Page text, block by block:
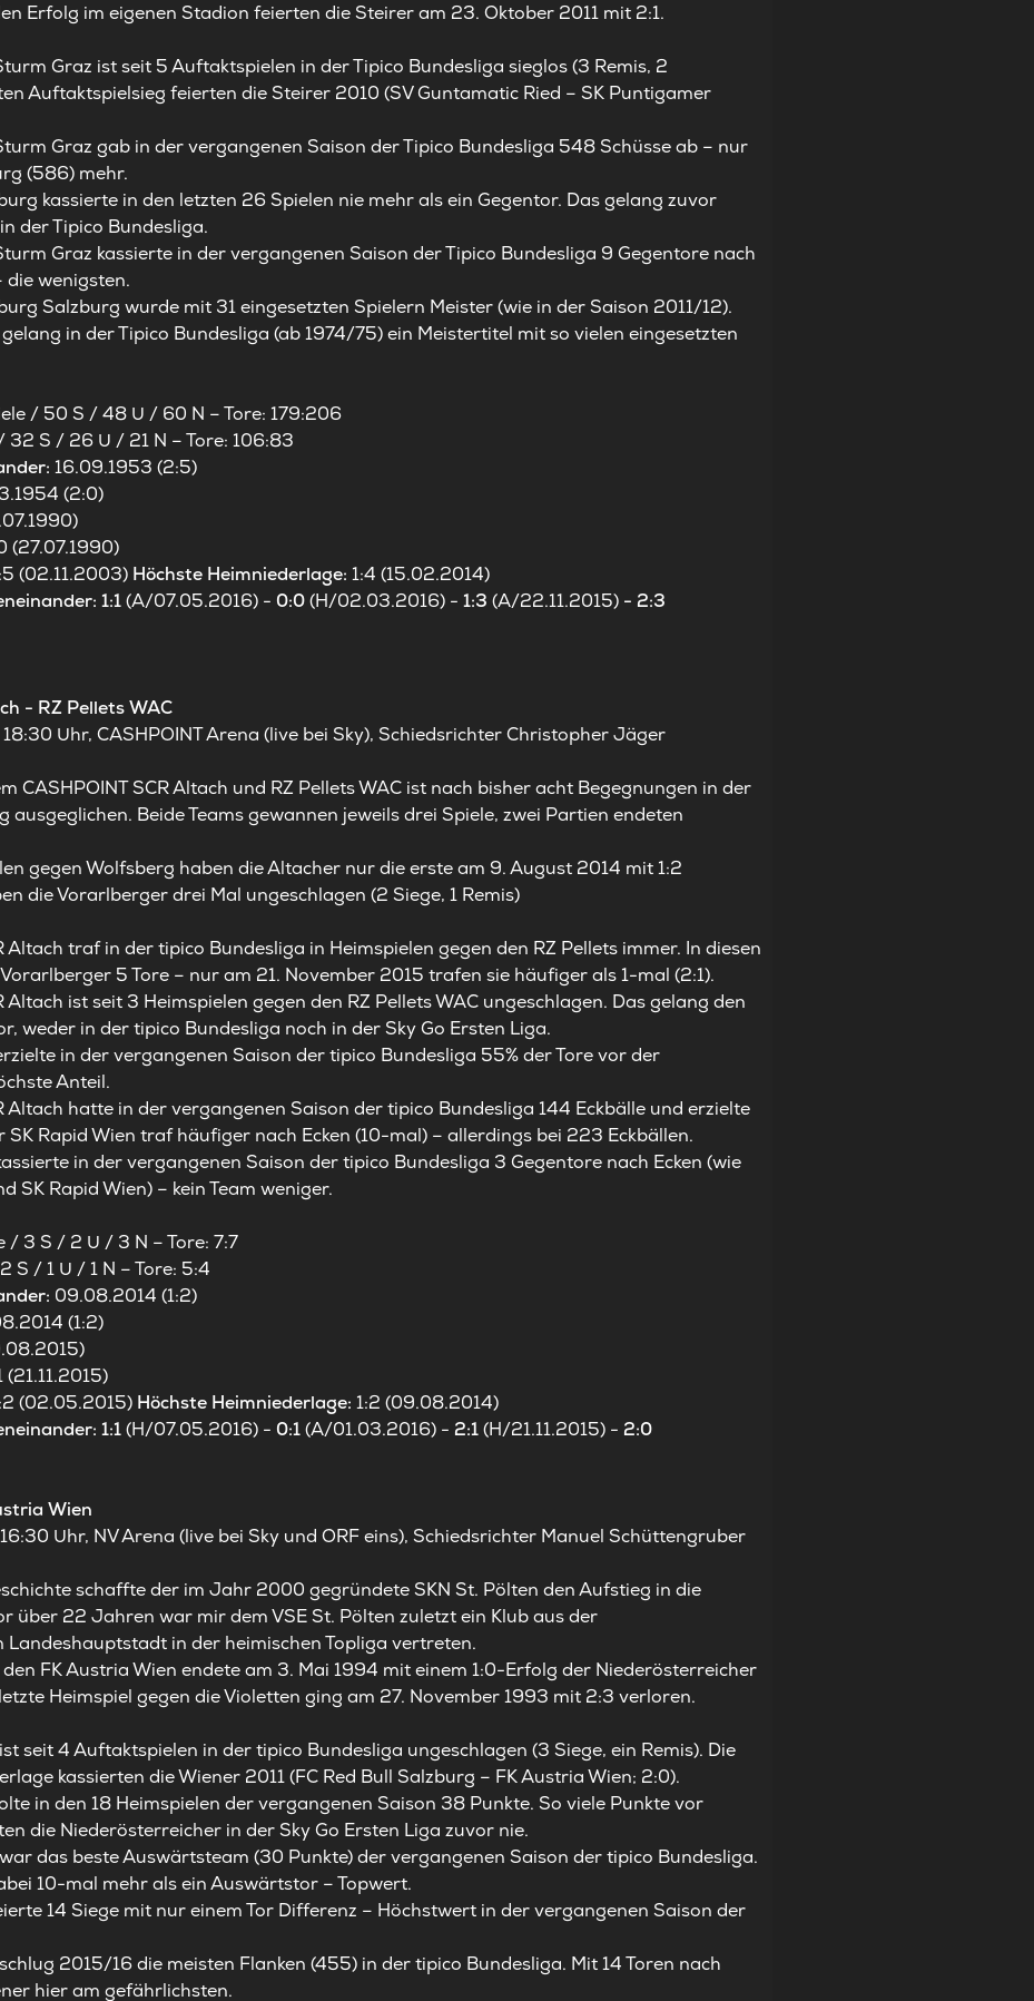
Erfolg im eigenen Stadion feierten die Steirer am 23. Oktober 2011 mit 2:1.
Graz ist seit 5 Auftaktspielen in der Tipico Bundesliga sieglos (3 Remis, 2
Auftaktspielsieg feierten die Steirer 2010 (SV Guntamatic Ried – SK Puntigamer
Graz gab in der vergangenen Saison der Tipico Bundesliga 548 Schüsse ab – nur
(586) mehr.
kassierte in den letzten 26 Spielen nie mehr als ein Gegentor. Das gelang zuvor
der Tipico Bundesliga.
Graz kassierte in der vergangenen Saison der Tipico Bundesliga 9 Gegentore nach
wenigsten.
Salzburg wurde mit 31 eingesetzten Spielern Meister (wie in der Saison 2011/12).
in der Tipico Bundesliga (ab 1974/75) ein Meistertitel mit so vielen eingesetzten
/ 50 S / 48 U / 60 N – Tore: 179:206
32 S / 26 U / 21 N – Tore: 106:83
16.09.1953 (2:5)
(2:0)
(27.07.1990)
(02.11.2003) Höchste Heimniederlage:1:4 (15.02.2014)
1:1(A/07.05.2016) - 0:0(H/02.03.2016) -1:3 (A/22.11.2015) - 2:3
- RZ Pellets WAC
Uhr, CASHPOINT Arena (live bei Sky), Schiedsrichter Christopher Jäger
CASHPOINT SCR Altach und RZ Pellets WAC ist nach bisher acht Begegnungen in der
ausgeglichen. Beide Teams gewannen jeweils drei Spiele, zwei Partien endeten
gegen Wolfsberg haben die Altacher nur die erste am 9. August 2014 mit 1:2
die Vorarlberger drei Mal ungeschlagen (2 Siege, 1 Remis)
Altach traf in der tipico Bundesliga in Heimspielen gegen den RZ Pellets immer. In diesen
5 Tore – nur am 21. November 2015 trafen sie häufiger als 1-mal (2:1).
Altach ist seit 3 Heimspielen gegen den RZ Pellets WAC ungeschlagen. Das gelang den
weder in der tipico Bundesliga noch in der Sky Go Ersten Liga.
in der vergangenen Saison der tipico Bundesliga 55% der Tore vor der
Anteil.
Altach hatte in der vergangenen Saison der tipico Bundesliga 144 Eckbälle und erzielte
SK Rapid Wien traf häufiger nach Ecken (10-mal) – allerdings bei 223 Eckbällen.
in der vergangenen Saison der tipico Bundesliga 3 Gegentore nach Ecken (wie
SK Rapid Wien) – kein Team weniger.
/ 3 S / 2 U / 3 N – Tore: 7:7
S / 1 U / 1 N – Tore: 5:4
09.08.2014 (1:2)
(1:2)
(21.11.2015)
(02.05.2015) Höchste Heimniederlage:1:2 (09.08.2014)
1:1(H/07.05.2016) - 0:1(A/01.03.2016) - 2:1(H/21.11.2015) - 2:0
Wien
Uhr, NV Arena (live bei Sky und ORF eins), Schiedsrichter Manuel Schüttengruber
schaffte der im Jahr 2000 gegründete SKN St. Pölten den Aufstieg in die
über 22 Jahren war mir dem VSE St. Pölten zuletzt ein Klub aus der
Landeshauptstadt in der heimischen Topliga vertreten.
FK Austria Wien endete am 3. Mai 1994 mit einem 1:0-Erfolg der Niederösterreicher
Heimspiel gegen die Violetten ging am 27. November 1993 mit 2:3 verloren.
seit 4 Auftaktspielen in der tipico Bundesliga ungeschlagen (3 Siege, ein Remis). Die
kassierten die Wiener 2011 (FC Red Bull Salzburg – FK Austria Wien; 2:0).
in den 18 Heimspielen der vergangenen Saison 38 Punkte. So viele Punkte vor
die Niederösterreicher in der Sky Go Ersten Liga zuvor nie.
das beste Auswärtsteam (30 Punkte) der vergangenen Saison der tipico Bundesliga.
10-mal mehr als ein Auswärtstor – Topwert.
14 Siege mit nur einem Tor Differenz – Höchstwert in der vergangenen Saison der
2015/16 die meisten Flanken (455) in der tipico Bundesliga. Mit 14 Toren nach
hier am gefährlichsten.